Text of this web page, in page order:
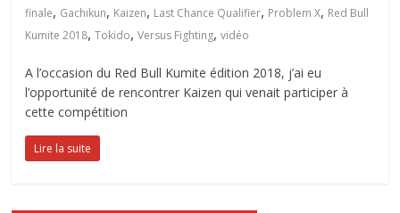
finale, Gachikun, Kaizen, Last Chance Qualifier, Problem X, Red Bull
Kumite 2018,Tokido,Versus Fighting,vidéo
A l’occasion du Red Bull Kumite édition 2018, j’ai eu
l’opportunité de rencontrer Kaizen qui venait participer à
cette compétition
Lire la suite